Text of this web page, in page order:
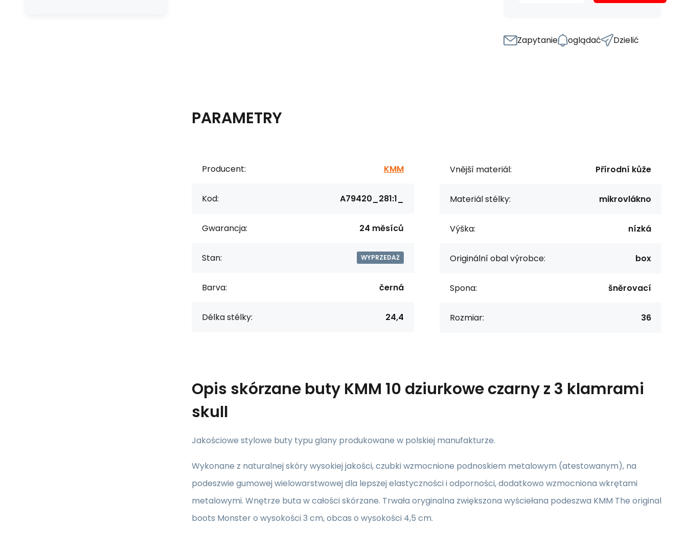
Zapytanie oglądać Dzielić
PARAMETRY
Producent: KMM
Kod: A79420_281:1_
Gwarancja: 24 měsíců
Stan: WYPRZEDAŻ
Barva: černá
Délka stélky: 24,4
Vnější materiál: Přírodní kůže
Materiál stélky: mikrovlákno
Výška: nízká
Originální obal výrobce: box
Spona: šněrovací
Rozmiar: 36
Opis skórzane buty KMM 10 dziurkowe czarny z 3 klamrami
skull
Jakościowe stylowe buty typu glany produkowane w polskiej manufakturze.
Wykonane z naturalnej skóry wysokiej jakości, czubki wzmocnione podnoskiem metalowym (atestowanym), na
podeszwie gumowej wielowarstwowej dla lepszej elastyczności i odporności, dodatkowo wzmocniona wkrętami
metalowymi. Wnętrze buta w całości skórzane. Trwała oryginalna zwiększona wyściełana podeszwa KMM The original
boots Monster o wysokości 3 cm, obcas o wysokości 4,5 cm.